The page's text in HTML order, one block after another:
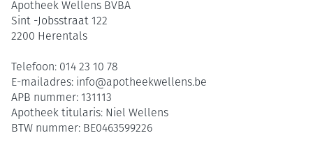
Apotheek Wellens BVBA
Sint -Jobsstraat 122
2200 Herentals
Telefoon: 014 23 10 78
E-mailadres: info@apotheekwellens.be
APB nummer: 131113
Apotheek titularis: Niel Wellens
BTW nummer: BE0463599226